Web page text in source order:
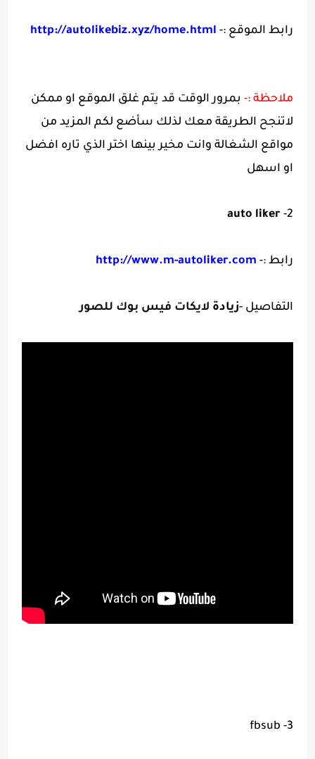
رابط الموقع :- http://autolikebiz.xyz/home.html
ملاحظة :- بمرور الوقت قد يتم غلق الموقع او ممكن
لاتنجح الطريقة معك لذلك سأضع لكم المزيد من
مواقع الشغالة وانت مخير بينها اختر الذي تاره افضل
او اسهل
2-
auto liker
رابط :- http://www.m-autoliker.com
التفاصيل -زيادة لايكات فيس بوك للصور
3- fbsub